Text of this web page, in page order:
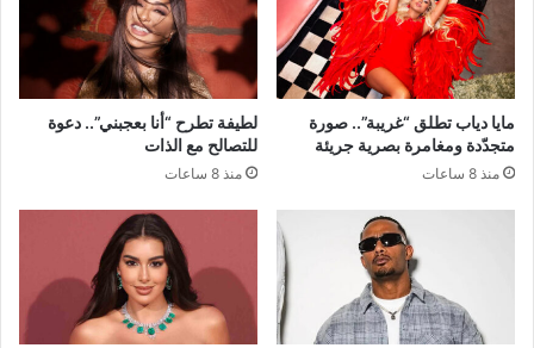
مايا دياب تطلق “غريبة”.. صورة
متجدّدة ومغامرة بصرية جريئة
منذ 8 ساعات
لطيفة تطرح “أنا بعجبني”.. دعوة
للتصالح مع الذات
منذ 8 ساعات